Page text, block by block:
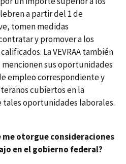
a partir del 1 de
tomen medidas
y promover a los
La VEVRAA también
sus oportunidades
empleo correspondiente y
cubiertos en la
tales oportunidades laborales.
me otorgue consideraciones
en el gobierno federal?